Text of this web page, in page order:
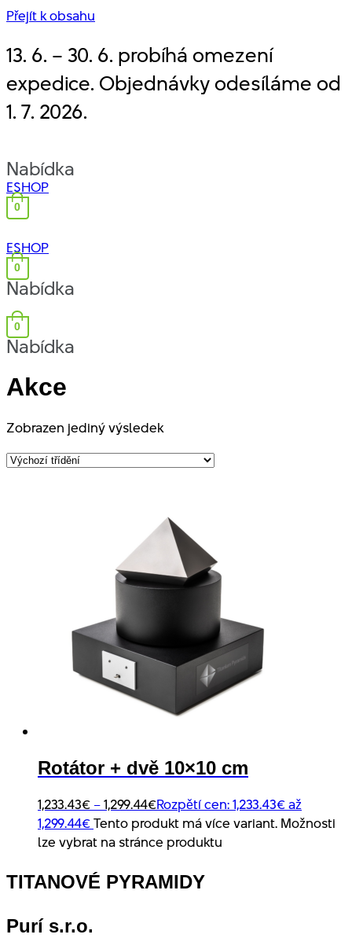
Přejít k obsahu
13. 6. – 30. 6. probíhá omezení
expedice. Objednávky odesíláme od
1. 7. 2026.
Nabídka
ESHOP
0
ESHOP
0
Nabídka
0
Nabídka
Akce
Zobrazen jediný výsledek
Rotátor + dvě 10×10 cm
1,233.43€ –1,299.44€Rozpětí cen: 1,233.43€ až
1,299.44€Tento produkt má více variant. Možnosti
lze vybrat na stránce produktu
TITANOVÉ PYRAMIDY
Purí s.r.o.